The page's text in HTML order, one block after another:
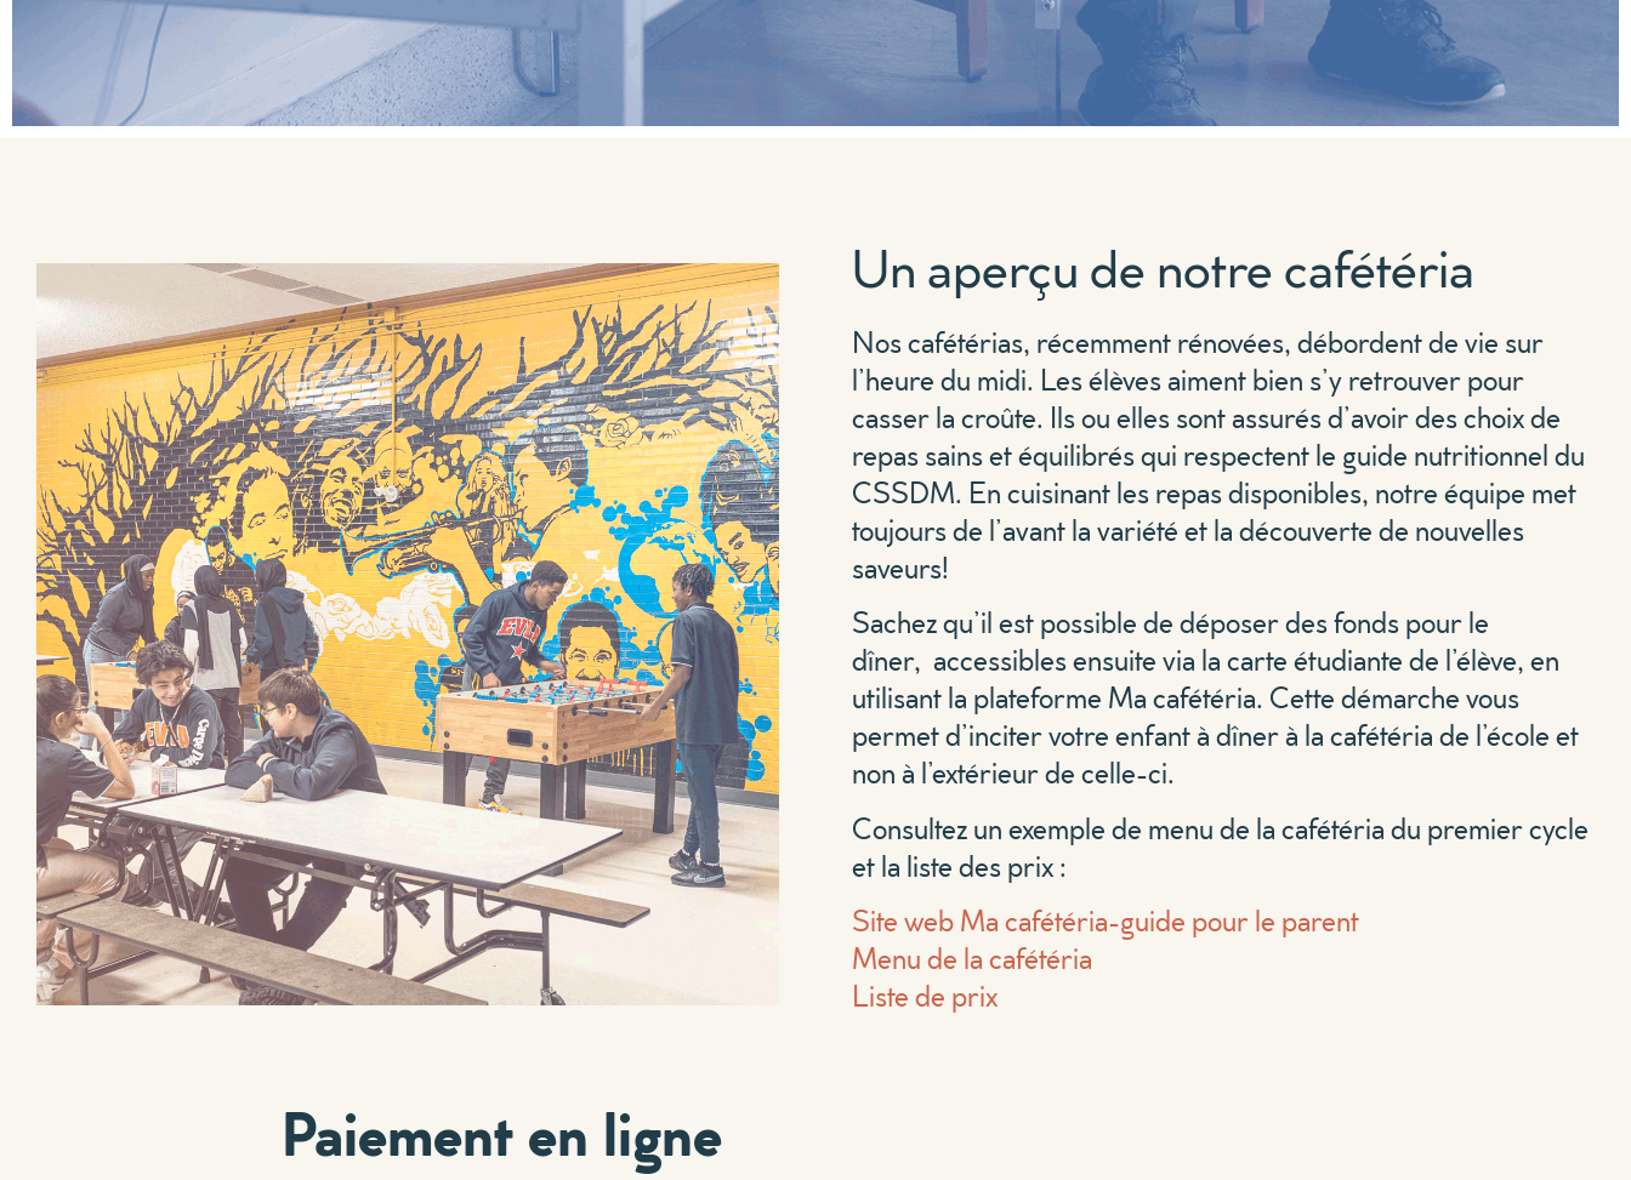
Un aperçu de notre cafétéria
Nos cafétérias, récemment rénovées, débordent de vie sur
l’heure du midi. Les élèves aiment bien s’y retrouver pour
casser la croûte. Ils ou elles sont assurés d’avoir des choix de
repas sains et équilibrés qui respectent le guide nutritionnel du
CSSDM. En cuisinant les repas disponibles, notre équipe met
toujours de l’avant la variété et la découverte de nouvelles
saveurs!
Sachez qu’il est possible de déposer des fonds pour le
dîner, accessibles ensuite via la carte étudiante de l’élève, en
utilisant la plateforme Ma cafétéria. Cette démarche vous
permet d’inciter votre enfant à dîner à la cafétéria de l’école et
non à l’extérieur de celle-ci.
Consultez un exemple de menu de la cafétéria du premier cycle
et la liste des prix :
Site web Ma cafétéria-guide pour le parent
Menu de la cafétéria
Liste de prix
Paiement en ligne